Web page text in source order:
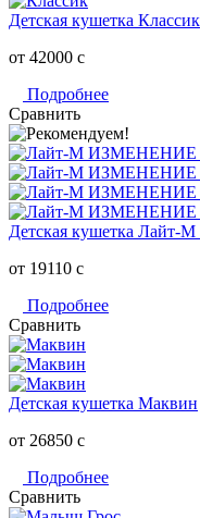
Детская кушетка Классик
от 42000 c
Подробнее
Сравнить
Детская кушетка
от 19110 c
Подробнее
Сравнить
Детская кушетка Маквин
от 26850 c
Подробнее
Сравнить